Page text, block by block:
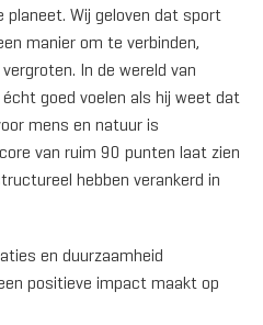
planeet. Wij geloven dat sport
manier om te verbinden,
In de wereld van
goed voelen als hij weet dat
mens en natuur is
van ruim 90 punten laat zien
hebben verankerd in
en duurzaamheid
positieve impact maakt op